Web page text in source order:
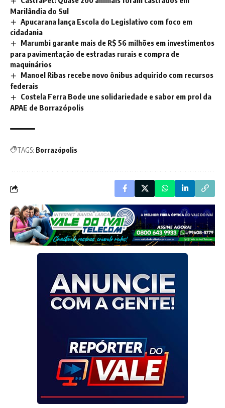
Marilândia do Sul
Apucarana lança Escola do Legislativo com foco em
cidadania
Marumbi garante mais de R$ 56 milhões em investimentos
para pavimentação de estradas rurais e compra de
maquinários
Manoel Ribas recebe novo ônibus adquirido com recursos
federais
Costela Ferra Bode une solidariedade e sabor em prol da
APAE de Borrazópolis
TAGS: Borrazópolis